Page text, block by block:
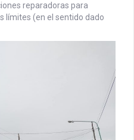
reparadoras para
límites (en el sentido dado